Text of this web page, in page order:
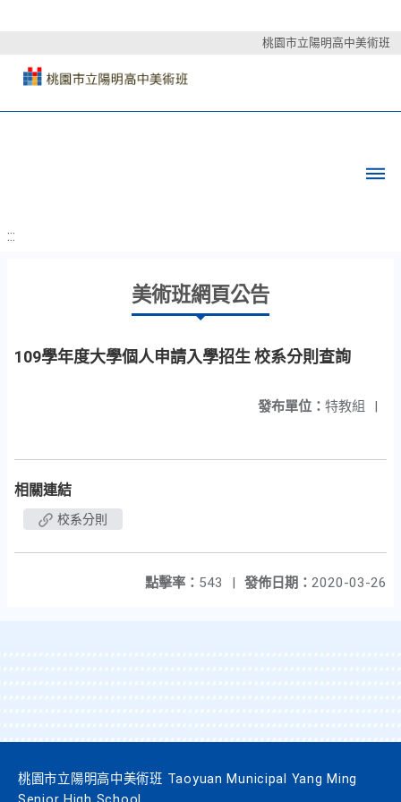
桃園市立陽明高中美術班
:::
美術班網頁公告
109學年度大學個人申請入學招生 校系分則查詢
發布單位： 特教組 |
相關連結
校系分則
發佈日期： 2020-03-26
點擊率： 543 |
桃園市立陽明高中美術班 Taoyuan Municipal Yang Ming